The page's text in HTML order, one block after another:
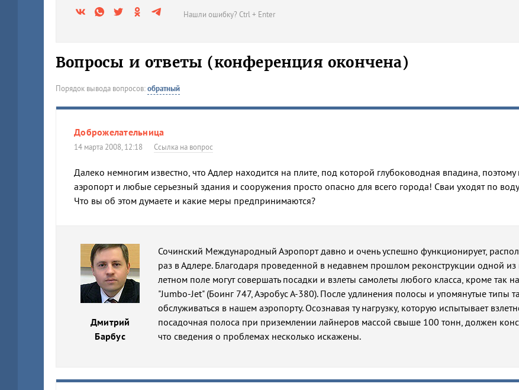
Нашли ошибку? Ctrl + Enter
Вопросы и ответы (конференция окончена)
Порядок вывода вопросов:обратный
Доброжелательница
14 марта 2008, 12:18 Ссылка на вопрос
Далеко немногим известно, что Адлер находится на плите, под которой глубоководная впадина, поэтому
аэропорт и любые серьезный здания и сооружения просто опасно для всего города! Сваи уходят по
Что вы об этом думаете и какие меры предпринимаются?
Дмитрий
Барбус
Сочинский Международный Аэропорт давно и очень успешно функционирует,
раз в Адлере. Благодаря проведенной в недавнем прошлом реконструкции одной из
летном поле могут совершать посадки и взлеты самолеты любого класса, кроме так
"Jumbo-Jet" (Боинг 747, Аэробус А-380). После удлинения полосы и упомянутые типы
обслуживаться в нашем аэропорту. Осознавая ту нагрузку, которую испытывает
посадочная полоса при приземлении лайнеров массой свыше 100 тонн, должен
что сведения о проблемах несколько искажены.